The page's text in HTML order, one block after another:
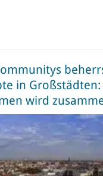
in
wird